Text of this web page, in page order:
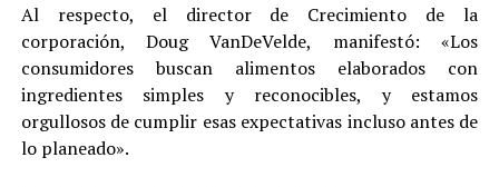
Al respecto, el director de Crecimiento de la
corporación, Doug VanDeVelde, manifestó: «Los
consumidores buscan alimentos elaborados con
ingredientes simples y reconocibles, y estamos
orgullosos de cumplir esas expectativas incluso antes de
lo planeado».